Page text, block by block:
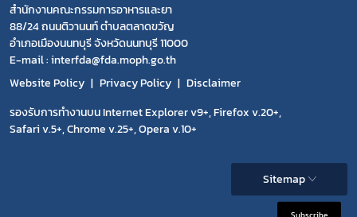
สำนักงานคณะกรรมการอาหารและยา
88/24 ถนนติวานนท์ ตำบลตลาดขวัญ
อำเภอเมืองนนทบุรี จังหวัดนนทบุรี 11000
E-mail : interfda@fda.moph.go.th
Website Policy
Privacy Policy
Disclaimer
รองรับการทำงานบน Internet Explorer v9+, Firefox v.20+,
Safari v.5+, Chrome v.25+, Opera v.10+
Sitemap
Subscribe